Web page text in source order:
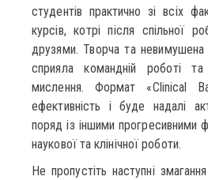
студентів практично зі всіх
курсів, котрі після спільної
друзями. Творча та невимушена
сприяла командній роботі та
мислення. Формат «Clinical
ефективність і буде надалі
поряд із іншими прогресивними
наукової та клінічної роботи.
Не пропустіть наступні змагання